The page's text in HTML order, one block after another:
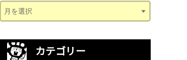
カテゴリー